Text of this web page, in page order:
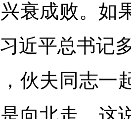
衰成败。如
近平总书记
伙夫同志一